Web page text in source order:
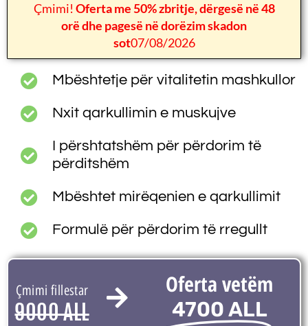
Çmimi! Oferta me 50% zbritje, dërgesë në 48
orë dhe pagesë në dorëzim skadon
sot07/08/2026
Mbështetje për vitalitetin mashkullor
Nxit qarkullimin e muskujve
I përshtatshëm për përdorim të
përditshëm
Mbështet mirëqenien e qarkullimit
Formulë për përdorim të rregullt
Çmimi fillestar
9000 ALL
Oferta vetëm
4700 ALL